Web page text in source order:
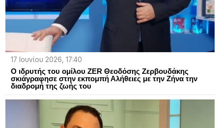
17 Ιουνίου 2026, 17:40
Ο ιδρυτής του ομίλου ZER Θεοδόσης Ζερβουδάκης
σκιάγραφησε στην εκπομπή Αλήθειες με την Ζήνα την
διαδρομή της ζωής του